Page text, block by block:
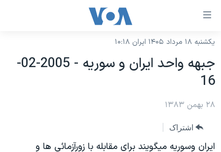
لینکهای
دسترسی
جهش
محتوای
اصلی
جهش
صفحه
نسخه سبک وب‌سایت
موضوع ها
ایران
آمریکا
برنامه های تلویزیونی
جدول برنامه ها
صفحه‌های ویژه
یکشنبه ۱۸ مرداد ۱۴۰۵ ایران ۱۰:۱۸
جبهه واحد ايران و سوريه - 2005-02-
16
۲۸ بهمن ۱۳۸۳
اشتراک
ايران وسوريه ميگويند برای مقابله با زورآزمائی ها و